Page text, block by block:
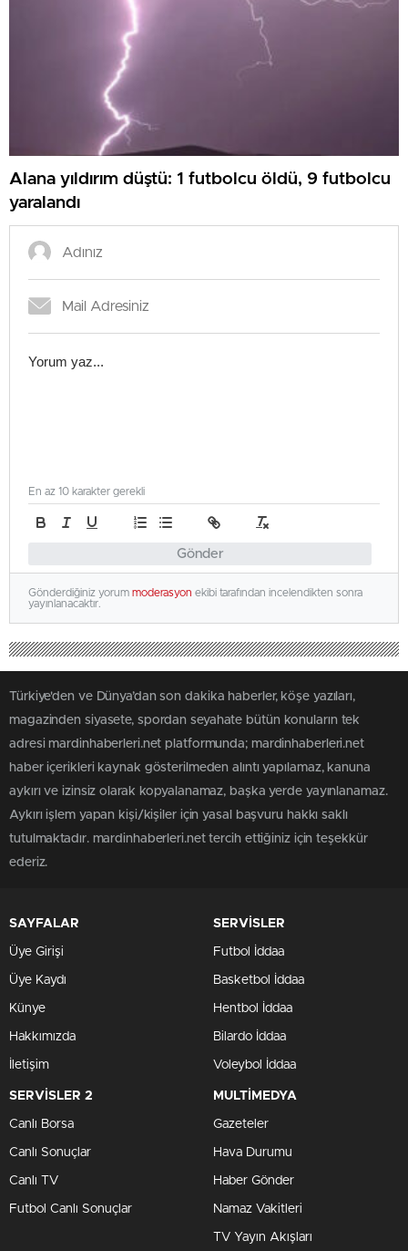
Alana yıldırım düştü: 1 futbolcu öldü, 9 futbolcu
yaralandı
Gönder
En az 10 karakter gerekli
Gönderdiğiniz yorum moderasyon ekibi tarafından incelendikten sonra
yayınlanacaktır.
Türkiye'den ve Dünya’dan son dakika haberler, köşe yazıları,
magazinden siyasete, spordan seyahate bütün konuların tek
adresi mardinhaberleri.net platformunda; mardinhaberleri.net
haber içerikleri kaynak gösterilmeden alıntı yapılamaz, kanuna
aykırı ve izinsiz olarak kopyalanamaz, başka yerde yayınlanamaz.
Aykırı işlem yapan kişi/kişiler için yasal başvuru hakkı saklı
tutulmaktadır. mardinhaberleri.net tercih ettiğiniz için teşekkür
ederiz.
SAYFALAR
Üye Girişi
Üye Kaydı
Künye
Hakkımızda
İletişim
SERVİSLER
Futbol İddaa
Basketbol İddaa
Hentbol İddaa
Bilardo İddaa
Voleybol İddaa
SERVİSLER 2
Canlı Borsa
Canlı Sonuçlar
Canlı TV
Futbol Canlı Sonuçlar
MULTİMEDYA
Gazeteler
Hava Durumu
Haber Gönder
Namaz Vakitleri
TV Yayın Akışları